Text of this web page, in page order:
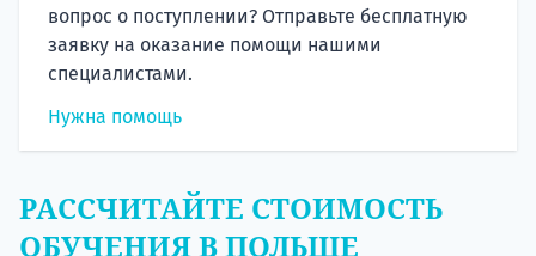
вопрос о поступлении? Отправьте бесплатную
заявку на оказание помощи нашими
специалистами.
Нужна помощь
РАССЧИТАЙТЕ СТОИМОСТЬ
ОБУЧЕНИЯ В ПОЛЬШЕ